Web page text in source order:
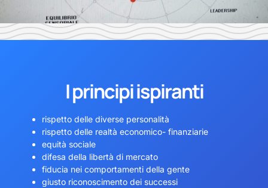
I principi ispiranti
rispetto delle diverse personalità
rispetto delle realtà economico- finanziarie
equità sociale
difesa della libertà di mercato
fiducia nei comportamenti della gente
giusto riconoscimento dei successi